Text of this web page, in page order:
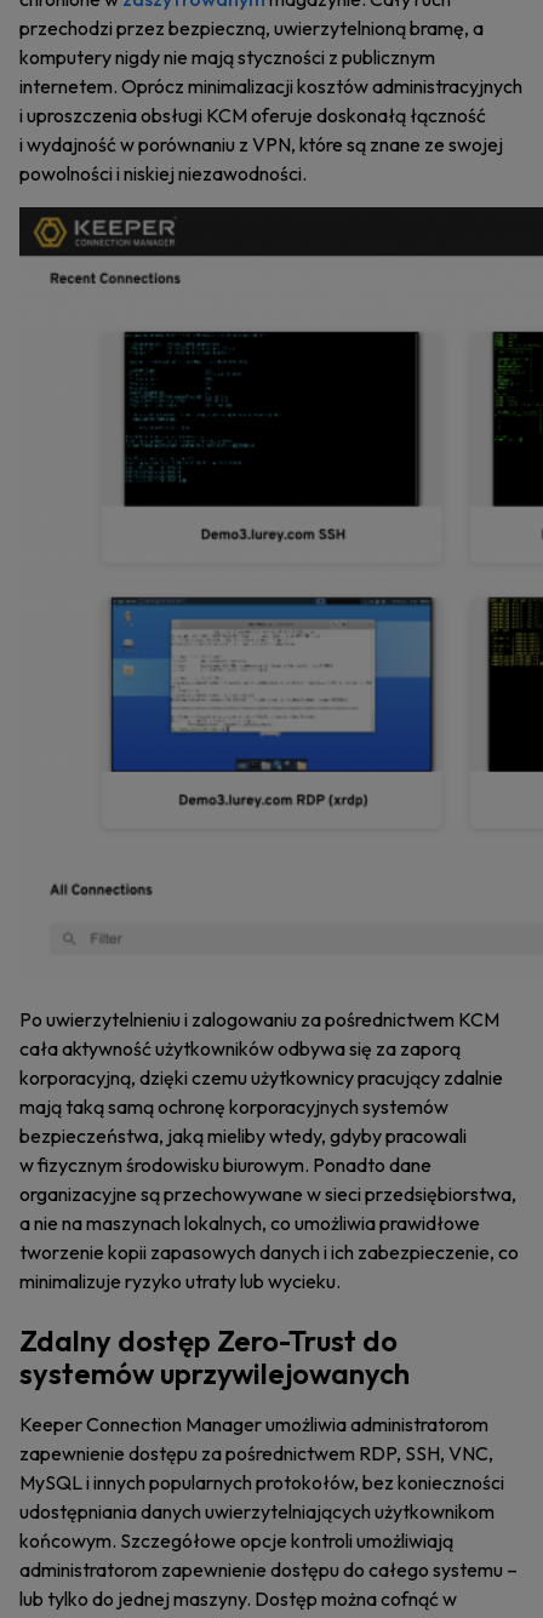
przechodzi przez bezpieczną, uwierzytelnioną bramę, a
komputery nigdy nie mają styczności z publicznym
internetem. Oprócz minimalizacji kosztów administracyjnych
i uproszczenia obsługi KCM oferuje doskonałą łączność
i wydajność w porównaniu z VPN, które są znane ze swojej
powolności i niskiej niezawodności.
Po uwierzytelnieniu i zalogowaniu za pośrednictwem KCM
cała aktywność użytkowników odbywa się za zaporą
korporacyjną, dzięki czemu użytkownicy pracujący zdalnie
mają taką samą ochronę korporacyjnych systemów
bezpieczeństwa, jaką mieliby wtedy, gdyby pracowali
w fizycznym środowisku biurowym. Ponadto dane
organizacyjne są przechowywane w sieci przedsiębiorstwa,
a nie na maszynach lokalnych, co umożliwia prawidłowe
tworzenie kopii zapasowych danych i ich zabezpieczenie, co
minimalizuje ryzyko utraty lub wycieku.
Zdalny dostęp Zero-Trust do
systemów uprzywilejowanych
Keeper Connection Manager umożliwia administratorom
zapewnienie dostępu za pośrednictwem RDP, SSH, VNC,
MySQL i innych popularnych protokołów, bez konieczności
udostępniania danych uwierzytelniających użytkownikom
końcowym. Szczegółowe opcje kontroli umożliwiają
administratorom zapewnienie dostępu do całego systemu –
lub tylko do jednej maszyny. Dostęp można cofnąć w